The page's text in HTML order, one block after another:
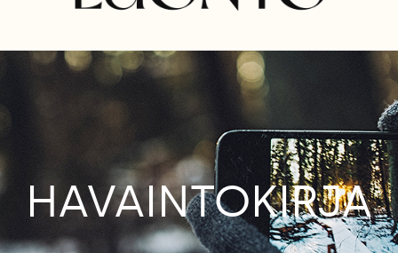
HAVAINTOKIRJA